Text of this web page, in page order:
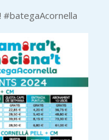
#bategaAcornella